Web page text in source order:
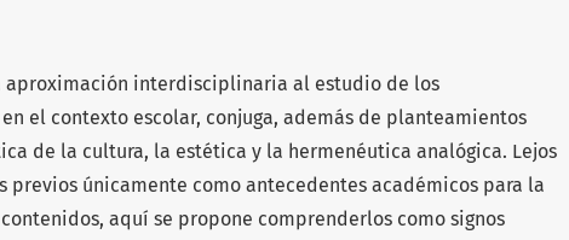
aproximación interdisciplinaria al estudio de los
el contexto escolar, conjuga, además de planteamientos
de la cultura, la estética y la hermenéutica analógica. Lejos
previos únicamente como antecedentes académicos para la
aquí se propone comprenderlos como signos